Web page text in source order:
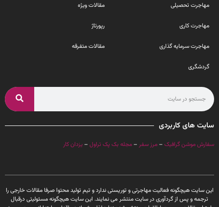
مهاجرت تحصیلی
مهاجرت کاری
مهاجرت سرمایه گذاری
گردشگری
مقالات ویژه
رپورتاژ
مقالات متفرقه
سایت های کاربردی
سفارش موشن گرافیک – مرز سفر – مجله بک پک تراول – یزدان کار
این سایت هیچگونه فعالیت مهاجرتی و توریستی ندارد و تیم تولید محتوا صرفا مقالات خارجی را
ترجمه و پس از گردآوری در سایت منتشر می نمایند. این سایت هیچگونه مسئولیتی درقبال